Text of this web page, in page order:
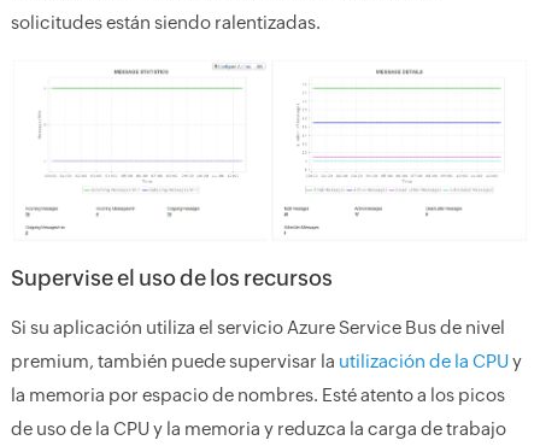
solicitudes están siendo ralentizadas.
Supervise el uso de los recursos
Si su aplicación utiliza el servicio Azure Service Bus de nivel
premium, también puede supervisar la utilización de la CPUy
la memoria por espacio de nombres. Esté atento a los picos
de uso de la CPU y la memoria y reduzca la carga de trabajo